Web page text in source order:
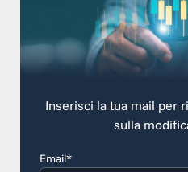
Inserisci la tua mail per
sulla
Email*